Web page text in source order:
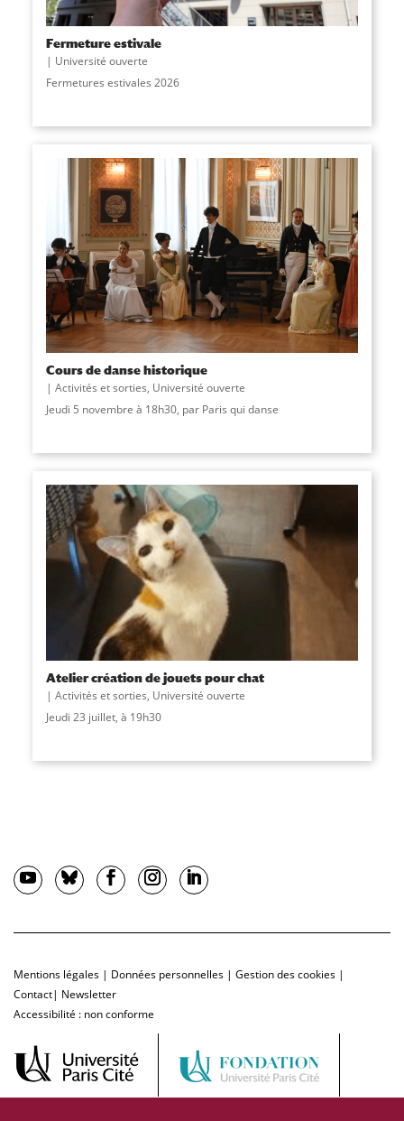
Fermeture estivale
Université ouverte
Fermetures estivales 2026
Cours de danse historique
Activités et sorties, Université ouverte
Jeudi 5 novembre à 18h30, par Paris qui danse
Atelier création de jouets pour chat
Activités et sorties, Université ouverte
Jeudi 23 juillet, à 19h30
Mentions légales | Données personnelles | Gestion des cookies |
Contact| Newsletter
Accessibilité : non conforme